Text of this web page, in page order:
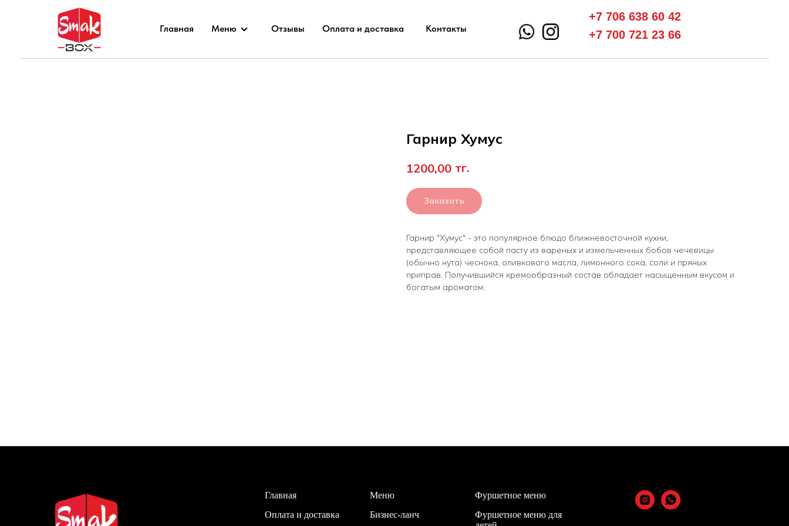
Главная Меню Отзывы Контакты
Оплата и доставка +7 700 721 23 66
+7 706 638 60 42
Гарнир Хумус
1200,00 тг.
Заказать
Гарнир "Хумус" - это популярное блюдо ближневосточной кухни,
представляющее собой пасту из вареных и измельченных бобов чечевицы
(обычно нута) чеснока, оливкового масла, лимонного сока, соли и пряных
приправ. Получившийся кремообразный состав обладает насыщенным вкусом и
богатым ароматом.
Главная
Оплата и доставка
Меню
Бизнес-ланч
Фуршетное меню
Фуршетное меню для